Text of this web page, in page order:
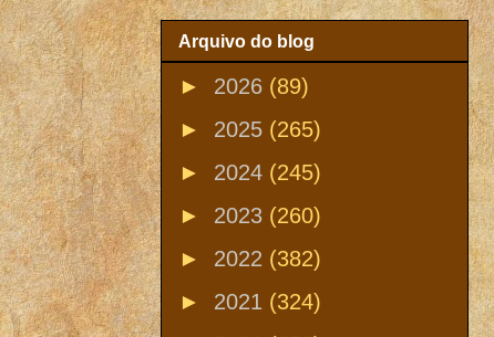
Arquivo do blog
► 2026 (89)
► 2025 (265)
► 2024 (245)
► 2023 (260)
► 2022 (382)
► 2021 (324)